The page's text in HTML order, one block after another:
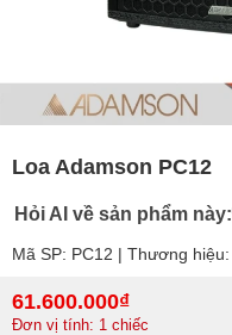
Loa Adamson PC12
Hỏi AI về sản phẩm này:
Mã SP: PC12 | Thương hiệu:
61.600.000₫
Đơn vị tính: 1 chiếc